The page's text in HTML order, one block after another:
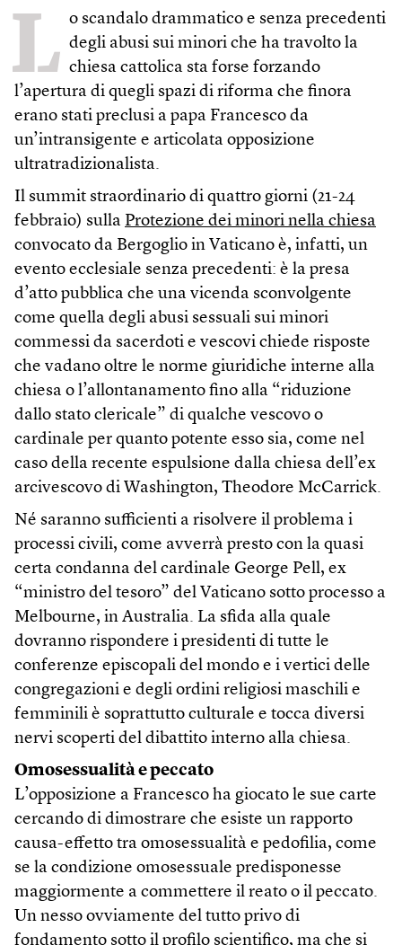
L o scandalo drammatico e senza precedenti
degli abusi sui minori che ha travolto la
chiesa cattolica sta forse forzando
l’apertura di quegli spazi di riforma che finora
erano stati preclusi a papa Francesco da
un’intransigente e articolata opposizione
ultratradizionalista.
Il summit straordinario di quattro giorni (21-24
febbraio) sulla Protezione dei minori nella chiesa
convocato da Bergoglio in Vaticano è, infatti, un
evento ecclesiale senza precedenti: è la presa
d’atto pubblica che una vicenda sconvolgente
come quella degli abusi sessuali sui minori
commessi da sacerdoti e vescovi chiede risposte
che vadano oltre le norme giuridiche interne alla
chiesa o l’allontanamento fino alla “riduzione
dallo stato clericale” di qualche vescovo o
cardinale per quanto potente esso sia, come nel
caso della recente espulsione dalla chiesa dell’ex
arcivescovo di Washington, Theodore McCarrick.
Né saranno sufficienti a risolvere il problema i
processi civili, come avverrà presto con la quasi
certa condanna del cardinale George Pell, ex
“ministro del tesoro” del Vaticano sotto processo a
Melbourne, in Australia. La sfida alla quale
dovranno rispondere i presidenti di tutte le
conferenze episcopali del mondo e i vertici delle
congregazioni e degli ordini religiosi maschili e
femminili è soprattutto culturale e tocca diversi
nervi scoperti del dibattito interno alla chiesa.
Omosessualità e peccato
L’opposizione a Francesco ha giocato le sue carte
cercando di dimostrare che esiste un rapporto
causa-effetto tra omosessualità e pedofilia, come
se la condizione omosessuale predisponesse
maggiormente a commettere il reato o il peccato.
Un nesso ovviamente del tutto privo di
fondamento sotto il profilo scientifico, ma che si